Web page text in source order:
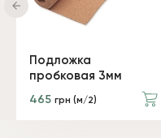
Подложка
пробковая 3мм
465 грн (м/2)